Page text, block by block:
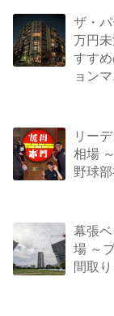
ザ・
万円
すす
ョンマ
リー
相場
野球
幕張
場 ～
間取